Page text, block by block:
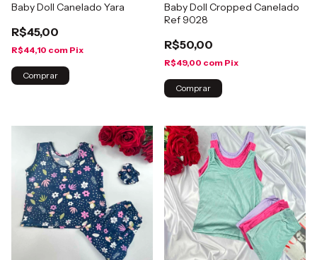
Baby Doll Canelado Yara
R$45,00
R$44,10 com Pix
Comprar
Baby Doll Cropped Canelado
Ref 9028
R$50,00
R$49,00 com Pix
Comprar